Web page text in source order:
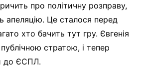
про політичну розправу,
апеляцію. Це сталося перед
хто бачить тут гру. Євгенія
стратою, і тепер
до ЄСПЛ.